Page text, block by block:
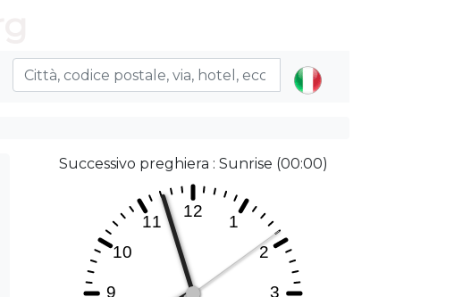
Successivo preghiera : Sunrise (00:00)